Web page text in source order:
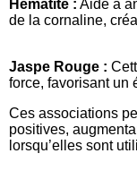
Hématite : Aide à
de la cornaline,
Jaspe Rouge :
force, favorisant un
Ces associations
positives,
lorsqu’elles sont